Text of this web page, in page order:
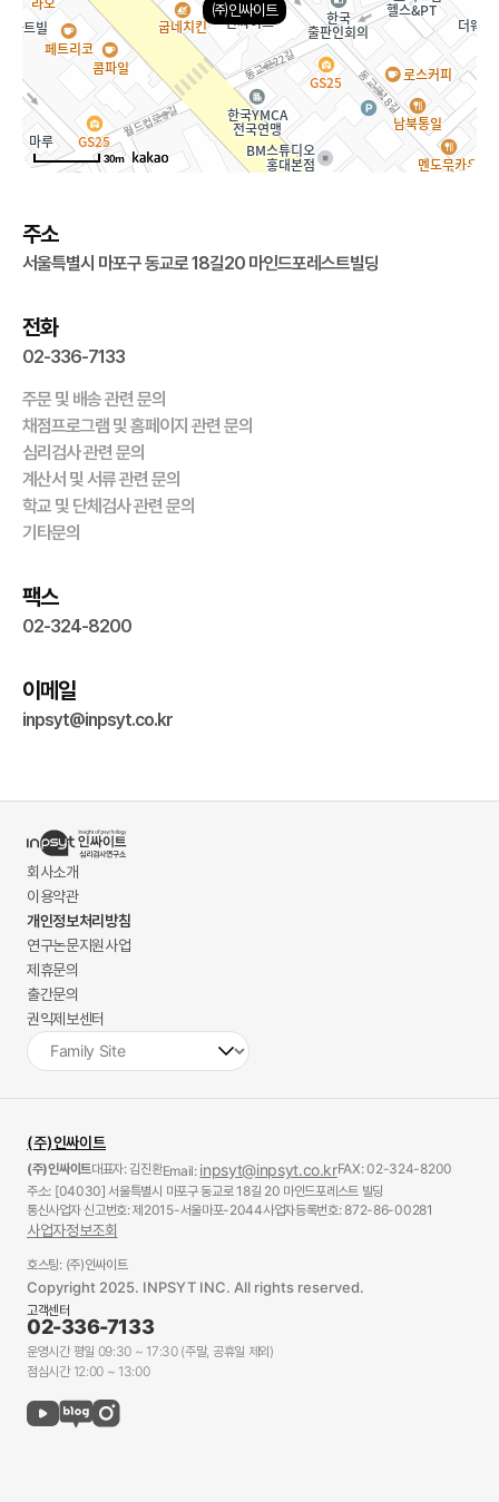
㈜인싸이트
30m
주소
서울특별시 마포구 동교로 18길20 마인드포레스트빌딩
전화
02-336-7133
주문 및 배송 관련 문의
채점프로그램 및 홈페이지 관련 문의
심리검사 관련 문의
계산서 및 서류 관련 문의
학교 및 단체검사 관련 문의
기타문의
팩스
02-324-8200
이메일
inpsyt@inpsyt.co.kr
회사소개
이용약관
개인정보처리방침
연구논문지원사업
제휴문의
출간문의
권익제보센터
(주)인싸이트
(주)인싸이트대표자: 김진환Email: inpsyt@inpsyt.co.krFAX: 02-324-8200
주소: [04030] 서울특별시 마포구 동교로 18길 20 마인드포레스트 빌딩
통신사업자 신고번호: 제2015-서울마포-2044사업자등록번호: 872-86-00281
사업자정보조회
호스팅: (주)인싸이트
Copyright 2025. INPSYT INC. All rights reserved.
고객센터
02-336-7133
운영시간 평일 09:30 ~ 17:30 (주말, 공휴일 제외)
점심시간 12:00 ~ 13:00